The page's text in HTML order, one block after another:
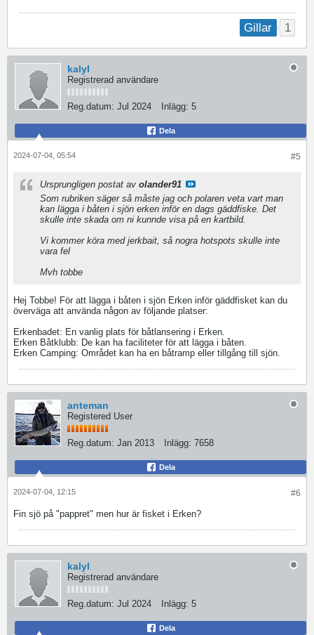
Gillar 1
kalyl
Registrerad användare
Reg.datum: Jul 2024 Inlägg: 5
Dela
#5
2024-07-04, 05:54
Ursprungligen postat av olander91
Som rubriken säger så måste jag och polaren veta vart man
kan lägga i båten i sjön erken inför en dags gäddfiske. Det
skulle inte skada om ni kunnde visa på en kartbild.
Vi kommer köra med jerkbait, så nogra hotspots skulle inte
vara fel
Mvh tobbe
Hej Tobbe! För att lägga i båten i sjön Erken inför gäddfisket kan du
överväga att använda någon av följande platser:
Erkenbadet: En vanlig plats för båtlansering i Erken.
Erken Båtklubb: De kan ha faciliteter för att lägga i båten.
Erken Camping: Området kan ha en båtramp eller tillgång till sjön.​
anteman
Registered User
Reg.datum: Jan 2013 Inlägg: 7658
Dela
#6
2024-07-04, 12:15
Fin sjö på "pappret" men hur är fisket i Erken?
kalyl
Registrerad användare
Reg.datum: Jul 2024 Inlägg: 5
Dela